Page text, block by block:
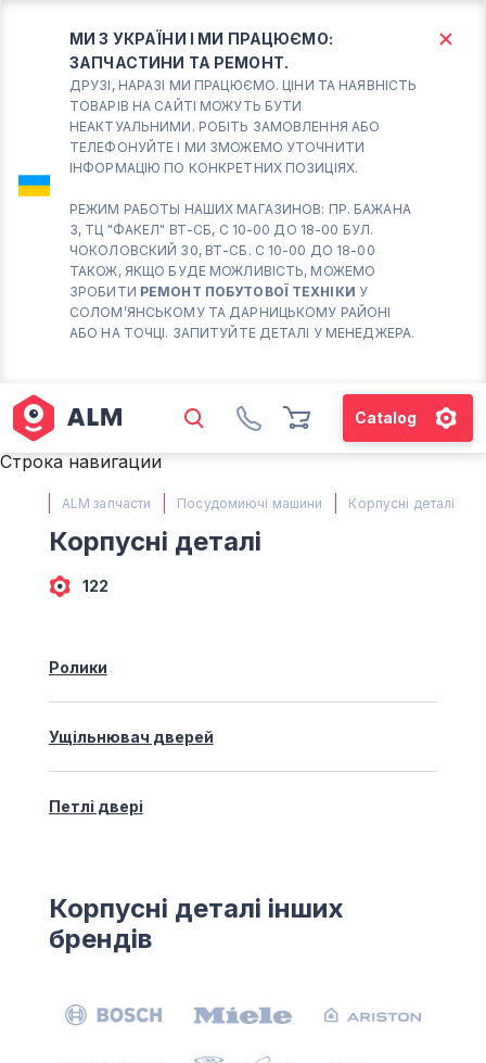
МИ З УКРАЇНИ І МИ ПРАЦЮЄМО:
ЗАПЧАСТИНИ ТА РЕМОНТ.
ДРУЗІ, НАРАЗІ МИ ПРАЦЮЄМО. ЦІНИ ТА НАЯВНІСТЬ
ТОВАРІВ НА САЙТІ МОЖУТЬ БУТИ
НЕАКТУАЛЬНИМИ. РОБІТЬ ЗАМОВЛЕННЯ АБО
ТЕЛЕФОНУЙТЕ І МИ ЗМОЖЕМО УТОЧНИТИ
ІНФОРМАЦІЮ ПО КОНКРЕТНИХ ПОЗИЦІЯХ.
РЕЖИМ РАБОТЫ НАШИХ МАГАЗИНОВ: ПР. БАЖАНА
3, ТЦ "ФАКЕЛ" ВТ-СБ, С 10-00 ДО 18-00 БУЛ.
ЧОКОЛОВСКИЙ 30, ВТ-СБ. С 10-00 ДО 18-00
ТАКОЖ, ЯКЩО БУДЕ МОЖЛИВІСТЬ, МОЖЕМО
ЗРОБИТИ РЕМОНТ ПОБУТОВОЇ ТЕХНІКИ У
СОЛОМ’ЯНСЬКОМУ ТА ДАРНИЦЬКОМУ РАЙОНІ
АБО НА ТОЧЦІ. ЗАПИТУЙТЕ ДЕТАЛІ У МЕНЕДЖЕРА.
Catalog
КИЇВ БОРИСПІЛЬ
Вт.- Сб.
10:00 - 18:00
Солом'янський район
працює ВТ-СБ с10-00 до
18-00
(098) 672 76 42
М. ХАРКІВСЬКА – ПРАЦЮЄ
ВТ-СБ С10-00 ДО 18-00
(067) 385 27 70
(063) 527 27 00
(044) 332 76 42
Строка навигации
ALM запчасти Посудомиючі машини Корпусні деталі
Корпусні деталі
122
Ролики
Ущільнювач дверей
Петлі двері
Корпусні деталі інших
брендів